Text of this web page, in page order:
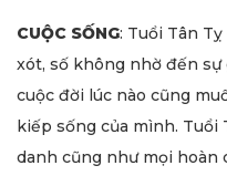
CUỘC SỐNG: Tuổi Tân
xót, số không nhờ đến
cuộc đời lúc nào cũng
kiếp sống của mình. Tuổi
danh cũng như mọi hoàn